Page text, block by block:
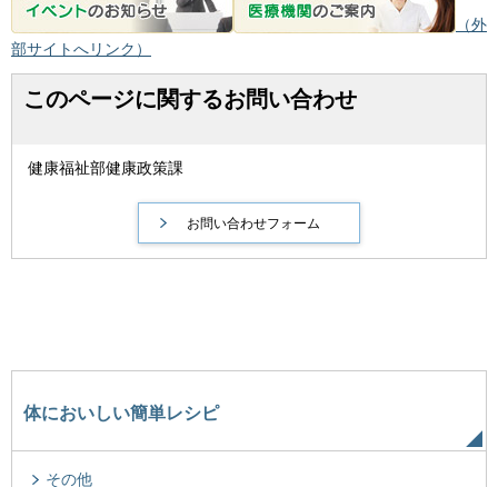
（外
部サイトへリンク）
このページに関するお問い合わせ
健康福祉部健康政策課
体においしい簡単レシピ
その他